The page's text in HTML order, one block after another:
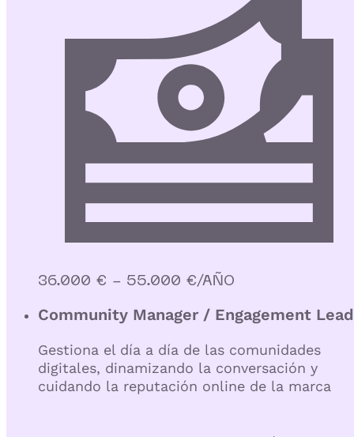
36.000 € - 55.000 €/AÑO
Community Manager / Engagement Lead
Gestiona el día a día de las comunidades
digitales, dinamizando la conversación y
cuidando la reputación online de la marca